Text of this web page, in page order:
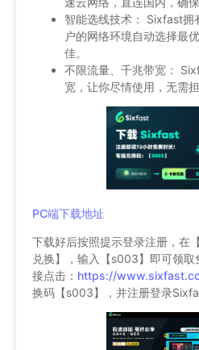
智能选线技术： Sixfast拥
户的网络环境自动选择最
佳。
不限流量、千兆带宽：
宽，让你尽情使用，无需
PC端下载地址
下载好后按照提示登录注册，在
兑换】，输入【s003】即可领
接点击： https://
换码【s003】，并注册登录